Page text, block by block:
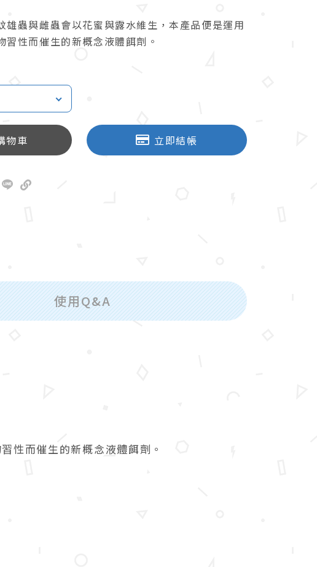
雄蟲與雌蟲會以花蜜與露水維生，本產品便是運用
習性而催生的新概念液體餌劑。
物車 立即結帳
使用Q&A
性而催生的新概念液體餌劑。